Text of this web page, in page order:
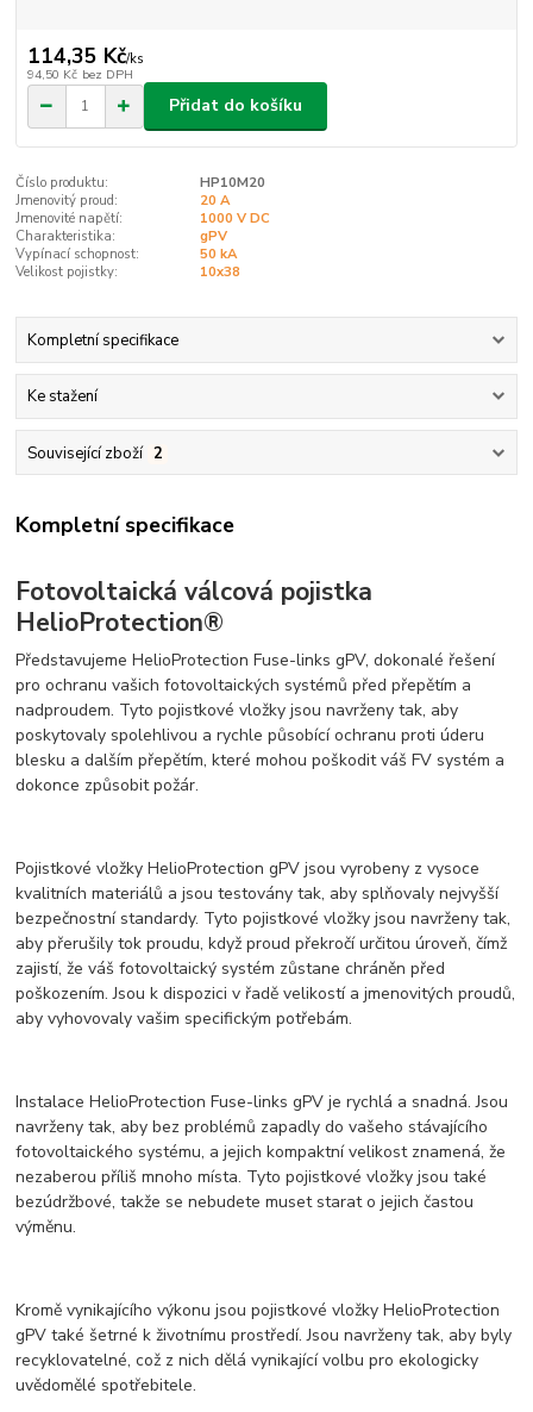
114,35 Kč/ks
94,50 Kč bez DPH
Přidat do košíku
Číslo produktu:
HP10M20
Jmenovitý proud:
20 A
Jmenovité napětí:
1000 V DC
Charakteristika:
gPV
Vypínací schopnost:
50 kA
Velikost pojistky:
10x38
Kompletní specifikace
Ke stažení
Související zboží 2
Kompletní specifikace
Fotovoltaická válcová pojistka
HelioProtection®
Představujeme HelioProtection Fuse-links gPV, dokonalé řešení
pro ochranu vašich fotovoltaických systémů před přepětím a
nadproudem. Tyto pojistkové vložky jsou navrženy tak, aby
poskytovaly spolehlivou a rychle působící ochranu proti úderu
blesku a dalším přepětím, které mohou poškodit váš FV systém a
dokonce způsobit požár.
Pojistkové vložky HelioProtection gPV jsou vyrobeny z vysoce
kvalitních materiálů a jsou testovány tak, aby splňovaly nejvyšší
bezpečnostní standardy. Tyto pojistkové vložky jsou navrženy tak,
aby přerušily tok proudu, když proud překročí určitou úroveň, čímž
zajistí, že váš fotovoltaický systém zůstane chráněn před
poškozením. Jsou k dispozici v řadě velikostí a jmenovitých proudů,
aby vyhovovaly vašim specifickým potřebám.
Instalace HelioProtection Fuse-links gPV je rychlá a snadná. Jsou
navrženy tak, aby bez problémů zapadly do vašeho stávajícího
fotovoltaického systému, a jejich kompaktní velikost znamená, že
nezaberou příliš mnoho místa. Tyto pojistkové vložky jsou také
bezúdržbové, takže se nebudete muset starat o jejich častou
výměnu.
Kromě vynikajícího výkonu jsou pojistkové vložky HelioProtection
gPV také šetrné k životnímu prostředí. Jsou navrženy tak, aby byly
recyklovatelné, což z nich dělá vynikající volbu pro ekologicky
uvědomělé spotřebitele.